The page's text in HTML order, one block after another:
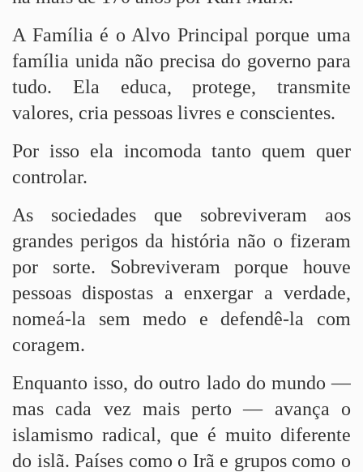
A Família é o Alvo Principal porque uma
família unida não precisa do governo para
tudo. Ela educa, protege, transmite
valores, cria pessoas livres e conscientes.
Por isso ela incomoda tanto quem quer
controlar.
As sociedades que sobreviveram aos
grandes perigos da história não o fizeram
por sorte. Sobreviveram porque houve
pessoas dispostas a enxergar a verdade,
nomeá-la sem medo e defendê-la com
coragem.
Enquanto isso, do outro lado do mundo —
mas cada vez mais perto — avança o
islamismo radical, que é muito diferente
do islã. Países como o Irã e grupos como o